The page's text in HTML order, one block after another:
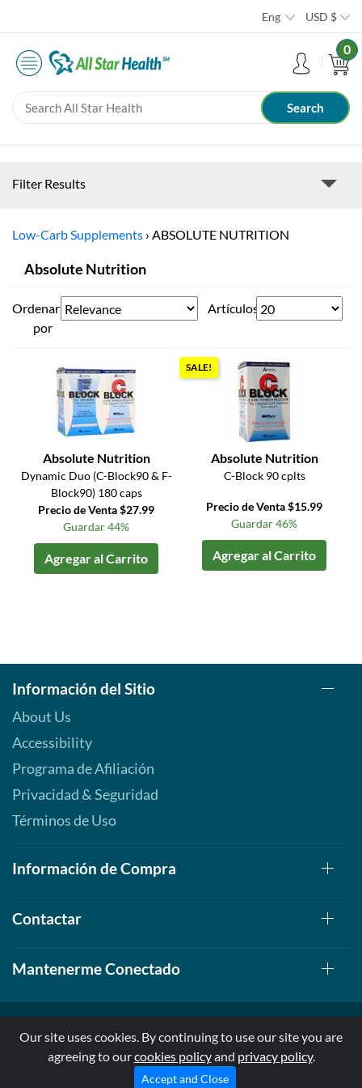
Eng USD $
0
Filter Results
Low-Carb Supplements › ABSOLUTE NUTRITION
Absolute Nutrition
Ordenar
por
Artículos
Absolute Nutrition
Dynamic Duo (C-Block90 & F-
Block90) 180 caps
Precio de Venta $27.99
Guardar 44%
Agregar al Carrito
SALE!
Absolute Nutrition
C-Block 90 cplts
Precio de Venta $15.99
Guardar 46%
Agregar al Carrito
Información del Sitio
About Us
Accessibility
Programa de Afiliación
Privacidad & Seguridad
Términos de Uso
Información de Compra
Contactar
Mantenerme Conectado
© 1999-2026, AllStarHealth.com | All Rights Reserved
* Estas declaraciones no han sido evaluadas por la FDA
Our site uses cookies. By continuing to use our site you are
agreeing to ourcookies policyand privacy policy.
Accept and Close